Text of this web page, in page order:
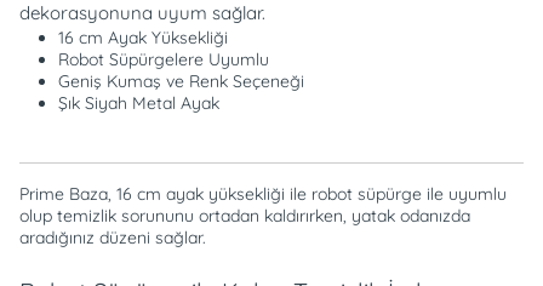
dekorasyonuna uyum sağlar.
16 cm Ayak Yüksekliği
Robot Süpürgelere Uyumlu
Geniş Kumaş ve Renk Seçeneği
Şık Siyah Metal Ayak
Prime Baza, 16 cm ayak yüksekliği ile robot süpürge ile uyumlu
olup temizlik sorununu ortadan kaldırırken, yatak odanızda
aradığınız düzeni sağlar.